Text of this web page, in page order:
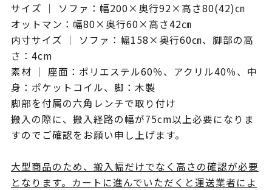
サイズ ｜ ソファ：幅200×奥行92×高さ80(42)㎝
オットマン：幅80×奥行60×高さ42㎝
内寸サイズ ｜ ソファ：幅158×奥行60㎝、脚部の高
さ：4cm
素材 ｜ 座面：ポリエステル60％、アクリル40％、中
身：ポケットコイル、脚：木製
脚部を付属の六角レンチで取り付け
搬入の際に、搬入経路の幅が75cm以上必要になりま
すのでご確認をお願い申し上げます。
大型商品のため、搬入幅だけでなく高さの確認が必要
となります。カートに進んでいただくと運送業者によ